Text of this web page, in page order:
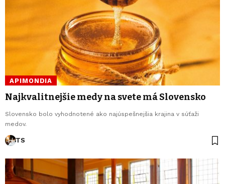
APIMONDIA
Najkvalitnejšie medy na svete má Slovensko
Slovensko bolo vyhodnotené ako najúspešnejšia krajina v súťaži
medov.
TS